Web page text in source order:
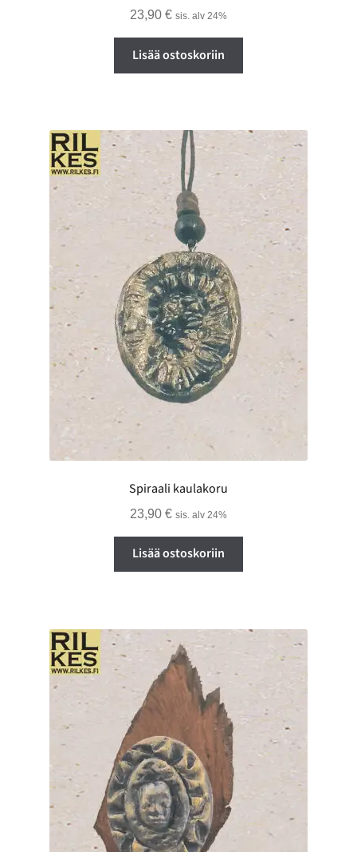
23,90 € sis. alv 24%
Lisää ostoskoriin
Spiraali kaulakoru
23,90 € sis. alv 24%
Lisää ostoskoriin